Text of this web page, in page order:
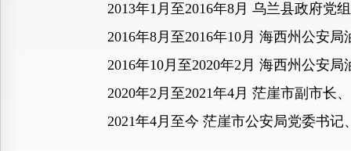
2013年1月至2016年8月 乌兰县政府党
2016年8月至2016年10月 海西州公安局
2016年10月至2020年2月 海西州公安局
2020年2月至2021年4月 茫崖市副市长
2021年4月至今 茫崖市公安局党委书记